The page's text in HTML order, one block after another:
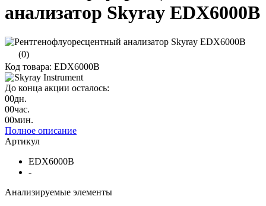
анализатор Skyray EDX6000B
(0)
Код товара: EDX6000B
До конца акции осталось:
00дн.
00час.
00мин.
Полное описание
Артикул
EDX6000B
-
Анализируемые элементы